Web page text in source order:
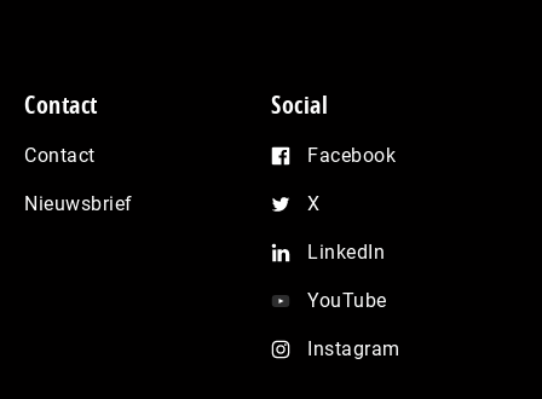
Contact
Contact
Nieuwsbrief
Social
Facebook
X
LinkedIn
YouTube
Instagram